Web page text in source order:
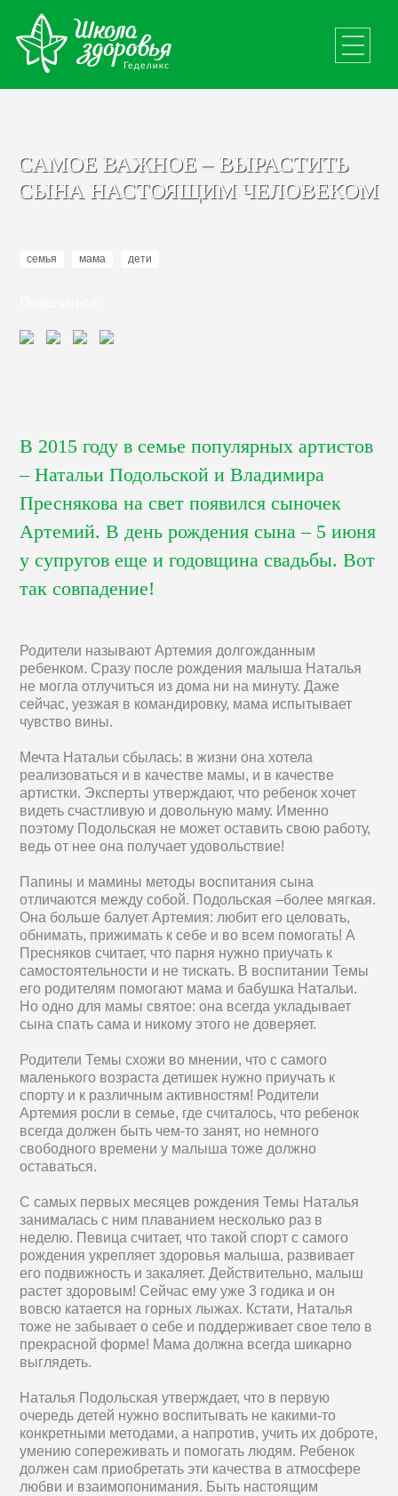
САМОЕ ВАЖНОЕ – ВЫРАСТИТЬ
СЫНА НАСТОЯЩИМ ЧЕЛОВЕКОМ
семья мама дети
В 2015 году в семье популярных артистов
– Натальи Подольской и Владимира
Преснякова на свет появился сыночек
Артемий. В день рождения сына – 5 июня
у супругов еще и годовщина свадьбы. Вот
так совпадение!
Родители называют Артемия долгожданным
ребенком. Сразу после рождения малыша Наталья
не могла отлучиться из дома ни на минуту. Даже
сейчас, уезжая в командировку, мама испытывает
чувство вины.
Мечта Натальи сбылась: в жизни она хотела
реализоваться и в качестве мамы, и в качестве
артистки. Эксперты утверждают, что ребенок хочет
видеть счастливую и довольную маму. Именно
поэтому Подольская не может оставить свою работу,
ведь от нее она получает удовольствие!
Папины и мамины методы воспитания сына
отличаются между собой. Подольская –более мягкая.
Она больше балует Артемия: любит его целовать,
обнимать, прижимать к себе и во всем помогать! А
Пресняков считает, что парня нужно приучать к
самостоятельности и не тискать. В воспитании Темы
его родителям помогают мама и бабушка Натальи.
Но одно для мамы святое: она всегда укладывает
сына спать сама и никому этого не доверяет.
Родители Темы схожи во мнении, что с самого
маленького возраста детишек нужно приучать к
спорту и к различным активностям! Родители
Артемия росли в семье, где считалось, что ребенок
всегда должен быть чем-то занят, но немного
свободного времени у малыша тоже должно
оставаться.
С самых первых месяцев рождения Темы Наталья
занималась с ним плаванием несколько раз в
неделю. Певица считает, что такой спорт с самого
рождения укрепляет здоровья малыша, развивает
его подвижность и закаляет. Действительно, малыш
растет здоровым! Сейчас ему уже 3 годика и он
вовсю катается на горных лыжах. Кстати, Наталья
тоже не забывает о себе и поддерживает свое тело в
прекрасной форме! Мама должна всегда шикарно
выглядеть.
Наталья Подольская утверждает, что в первую
очередь детей нужно воспитывать не какими-то
конкретными методами, а напротив, учить их доброте,
умению сопереживать и помогать людям. Ребенок
должен сам приобретать эти качества в атмосфере
любви и взаимопонимания. Быть настоящим